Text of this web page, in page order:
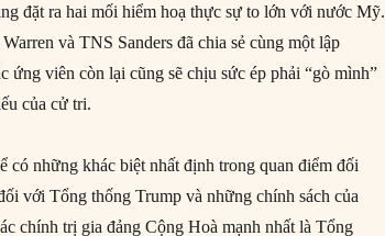
đặt ra hai mối hiểm hoạ thực sự to lớn với nước Mỹ.
và TNS Sanders đã chia sẻ cùng một lập
ứng viên còn lại cũng sẽ chịu sức ép phải “gò mình”
của cử tri.
những khác biệt nhất định trong quan điểm đối
với Tổng thống Trump và những chính sách của
chính trị gia đảng Cộng Hoà mạnh nhất là Tổng